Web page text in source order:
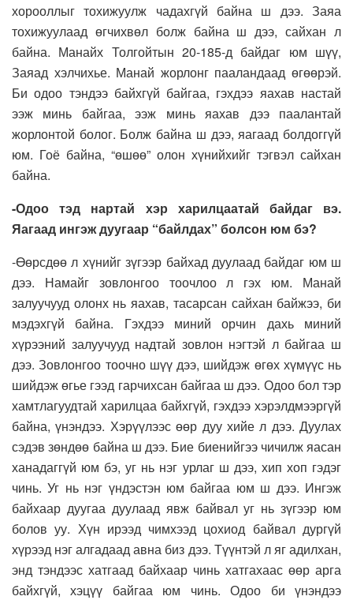
хорооллыг тохижуулж чадахгүй байна ш дээ. Заяа
тохижуулаад өгчихвөл болж байна ш дээ, сайхан л
байна. Манайх Толгойтын 20-185-д байдаг юм шүү,
Заяад хэлчихье. Манай жорлонг пааландаад өгөөрэй.
Би одоо тэндээ байхгүй байгаа, гэхдээ яахав настай
ээж минь байгаа, ээж минь яахав дээ паалантай
жорлонтой болог. Болж байна ш дээ, яагаад болдоггүй
юм. Гоё байна, “өшөө” олон хүнийхийг тэгвэл сайхан
байна.
-Одоо тэд нартай хэр харилцаатай байдаг вэ.
Яагаад ингэж дуугаар “байлдах” болсон юм бэ?
-Өөрсдөө л хүнийг зүгээр байхад дуулаад байдаг юм ш
дээ. Намайг зовлонгоо тоочлоо л гэх юм. Манай
залуучууд олонх нь яахав, тасарсан сайхан байжээ, би
мэдэхгүй байна. Гэхдээ миний орчин дахь миний
хүрээний залуучууд надтай зовлон нэгтэй л байгаа ш
дээ. Зовлонгоо тоочно шүү дээ, шийдэж өгөх хүмүүс нь
шийдэж өгье гээд гарчихсан байгаа ш дээ. Одоо бол тэр
хамтлагуудтай харилцаа байхгүй, гэхдээ хэрэлдмээргүй
байна, үнэндээ. Хэрүүлээс өөр дуу хийе л дээ. Дуулах
сэдэв зөндөө байна ш дээ. Бие биенийгээ чичилж яасан
ханадаггүй юм бэ, уг нь нэг урлаг ш дээ, хип хоп гэдэг
чинь. Уг нь нэг үндэстэн юм байгаа юм ш дээ. Ингэж
байхаар дуугаа дуулаад явж байвал уг нь зүгээр юм
болов уу. Хүн ирээд чимхээд цохиод байвал дургүй
хүрээд нэг алгадаад авна биз дээ. Түүнтэй л яг адилхан,
энд тэндээс хатгаад байхаар чинь хатгахаас өөр арга
байхгүй, хэцүү байгаа юм чинь. Одоо би үнэндээ